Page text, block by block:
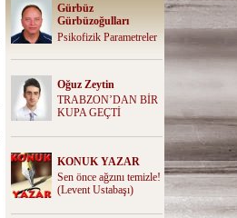
Gürbüz
Gürbüzoğulları
Psikofizik Parametreler
Oğuz Zeytin
TRABZON’DAN BİR
KUPA GEÇTİ
KONUK YAZAR
Sen önce ağzını temizle!
(Levent Ustabaşı)